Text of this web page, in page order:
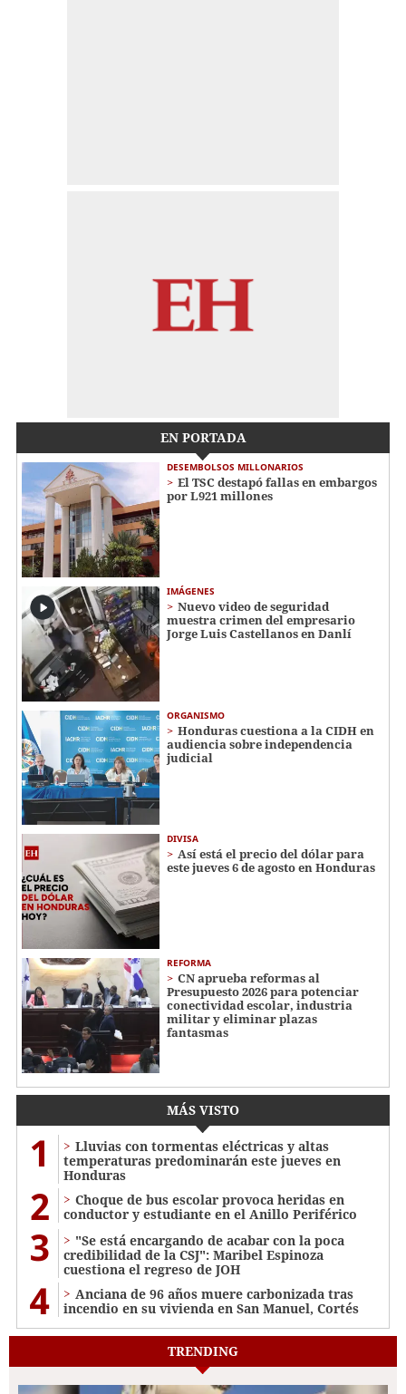
EN PORTADA
DESEMBOLSOS MILLONARIOS
El TSC destapó fallas en embargos
por L921 millones
IMÁGENES
Nuevo video de seguridad
muestra crimen del empresario
Jorge Luis Castellanos en Danlí
ORGANISMO
Honduras cuestiona a la CIDH en
audiencia sobre independencia
judicial
DIVISA
Así está el precio del dólar para
este jueves 6 de agosto en Honduras
REFORMA
CN aprueba reformas al
Presupuesto 2026 para potenciar
conectividad escolar, industria
militar y eliminar plazas
fantasmas
MÁS VISTO
1
Lluvias con tormentas eléctricas y altas
temperaturas predominarán este jueves en
Honduras
2
Choque de bus escolar provoca heridas en
conductor y estudiante en el Anillo Periférico
3
"Se está encargando de acabar con la poca
credibilidad de la CSJ": Maribel Espinoza
cuestiona el regreso de JOH
4
Anciana de 96 años muere carbonizada tras
incendio en su vivienda en San Manuel, Cortés
TRENDING